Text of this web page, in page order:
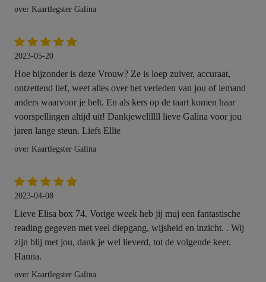
over Kaartlegster Galina
2023-05-20
Hoe bijzonder is deze Vrouw? Ze is loep zuiver, accuraat,
ontzettend lief, weet alles over het verleden van jou of iemand
anders waarvoor je belt. En als kers op de taart komen haar
voorspellingen altijd uit! Dankjewellllll lieve Galina voor jou
jaren lange steun. Liefs Ellie
over Kaartlegster Galina
2023-04-08
Lieve Elisa box 74. Vorige week heb jij muj een fantastische
reading gegeven met veel diepgang, wijsheid en inzicht. . Wij
zijn blij met jou, dank je wel lieverd, tot de volgende keer.
Hanna.
over Kaartlegster Galina